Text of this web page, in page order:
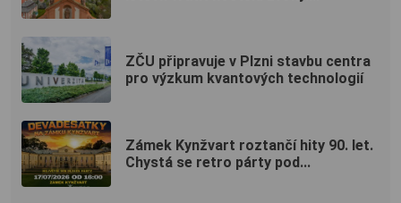
ZČU připravuje v Plzni stavbu centra
pro výzkum kvantových technologií
Zámek Kynžvart roztančí hity 90. let.
Chystá se retro párty pod...